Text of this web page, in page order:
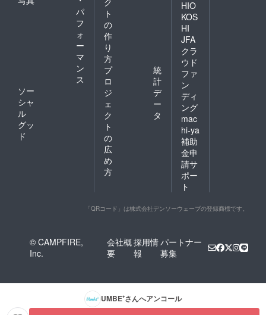
パ
フ
ォ
ー
マ
ン
ス
ソー
シャ
ル
グッ
ド
ト
の
作
り
方
プ
ロ
ジ
ェ
ク
ト
の
広
め
方
統
計
デ
ー
タ
HIO
KOS
HI
JFA
クラ
ウド
ファ
ン
ディ
ング
mac
hi-ya
補助
金申
請サ
ポー
ト
「QRコード」は株式会社デンソーウェーブの登録商標です。
© CAMPFIRE,
Inc.
会社概
要
採用情
報
パートナー
募集
UMBE⁺さんへアンコール